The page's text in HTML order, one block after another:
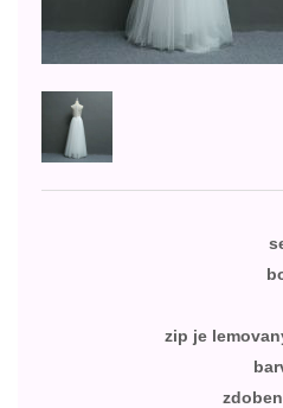
zip je